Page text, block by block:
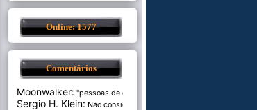
Online: 1577
Comentários
Moonwalker: "pessoas de cer...
Sergio H. Klein: Não consigo